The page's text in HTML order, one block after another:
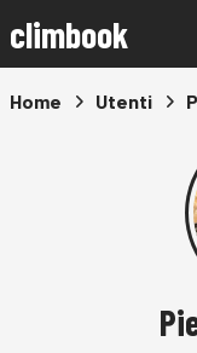
climbook
Home Utenti